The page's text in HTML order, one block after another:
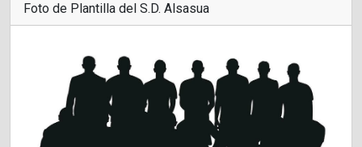
Foto de Plantilla del S.D. Alsasua